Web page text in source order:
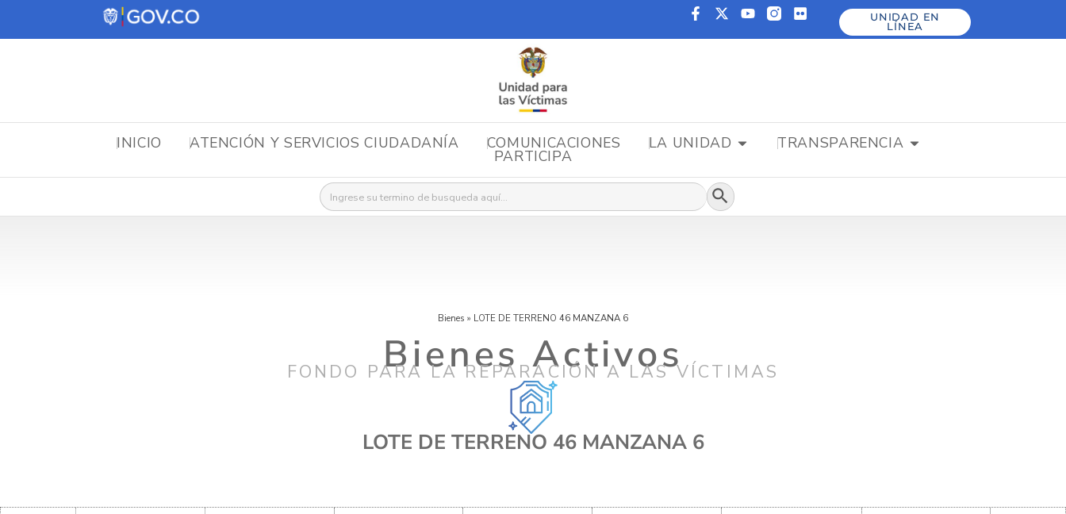
UNIDAD EN
LÍNEA
INICIO ATENCIÓN Y SERVICIOS CIUDADANÍA COMUNICACIONES LA UNIDAD TRANSPARENCIA
PARTICIPA
Buscar: Botón de búsqueda
Bienes » LOTE DE TERRENO 46 MANZANA 6
Bienes Activos
FONDO PARA LA REPARACIÓN A LAS VÍCTIMAS
LOTE DE TERRENO 46 MANZANA 6